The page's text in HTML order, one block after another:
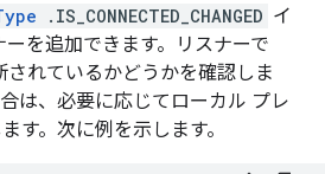
.IS_CONNECTED_CHANGED イ
を追加できます。リスナーで
されているかどうかを確認しま
は、必要に応じてローカル プレ
す。次に例を示します。